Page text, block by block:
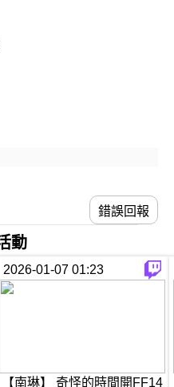
錯誤回報
動
2026-01-07 01:23
【南琳】 奇怪的時間開FF14